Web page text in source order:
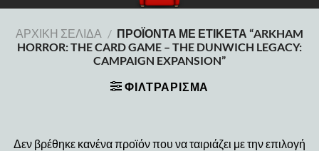
ΑΡΧΙΚΉ ΣΕΛΊΔΑ / ΠΡΟΪΌΝΤΑ ΜΕ ΕΤΙΚΈΤΑ “ARKHAM
HORROR: THE CARD GAME – THE DUNWICH LEGACY:
CAMPAIGN EXPANSION”
ΦΙΛΤΡΆΡΙΣΜΑ
Δεν βρέθηκε κανένα προϊόν που να ταιριάζει με την επιλογή